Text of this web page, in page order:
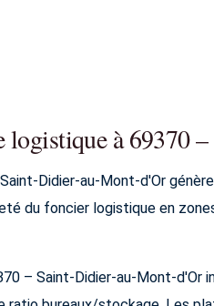
à 69370
Didier-au-Mont-d'Or
du foncier logistique en
– Saint-Didier-au-Mont-d'Or